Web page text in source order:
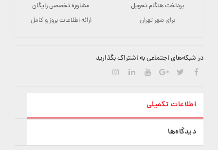
پرداخت هنگام تحویل
برای شهر تهران
مشاوره تخصصی رایگان
ارائه اطلاعات بروز و کامل
در شبکه‌های اجتماعی به اشتراک بگذارید
اطلاعات تکمیلی
دیدگاه‌ها